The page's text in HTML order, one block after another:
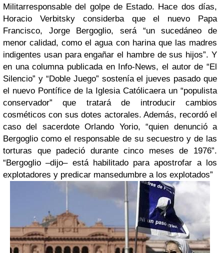
Militarresponsable del golpe de Estado. Hace dos días,
Horacio Verbitsky considerba que el nuevo Papa
Francisco, Jorge Bergoglio, será “un sucedáneo de
menor calidad, como el agua con harina que las madres
indigentes usan para engañar el hambre de sus hijos”. Y
en una columna publicada en Info-News, el autor de “El
Silencio” y “Doble Juego” sostenía el jueves pasado que
el nuevo Pontífice de la Iglesia Católicaera un “populista
conservador” que tratará de introducir cambios
cosméticos con sus dotes actorales. Además, recordó el
caso del sacerdote Orlando Yorio, “quien denunció a
Bergoglio como el responsable de su secuestro y de las
torturas que padeció durante cinco meses de 1976”.
“Bergoglio –dijo– está habilitado para apostrofar a los
explotadores y predicar mansedumbre a los explotados”